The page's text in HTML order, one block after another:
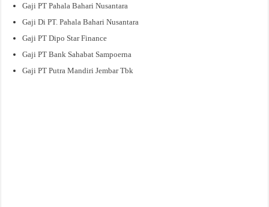
Gaji PT Pahala Bahari Nusantara
Gaji Di PT. Pahala Bahari Nusantara
Gaji PT Dipo Star Finance
Gaji PT Bank Sahabat Sampoerna
Gaji PT Putra Mandiri Jembar Tbk